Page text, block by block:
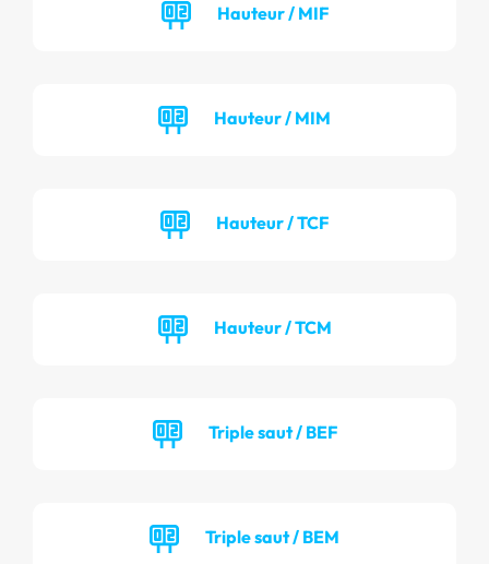
Hauteur / MIF
Hauteur / MIM
Hauteur / TCF
Hauteur / TCM
Triple saut / BEF
Triple saut / BEM